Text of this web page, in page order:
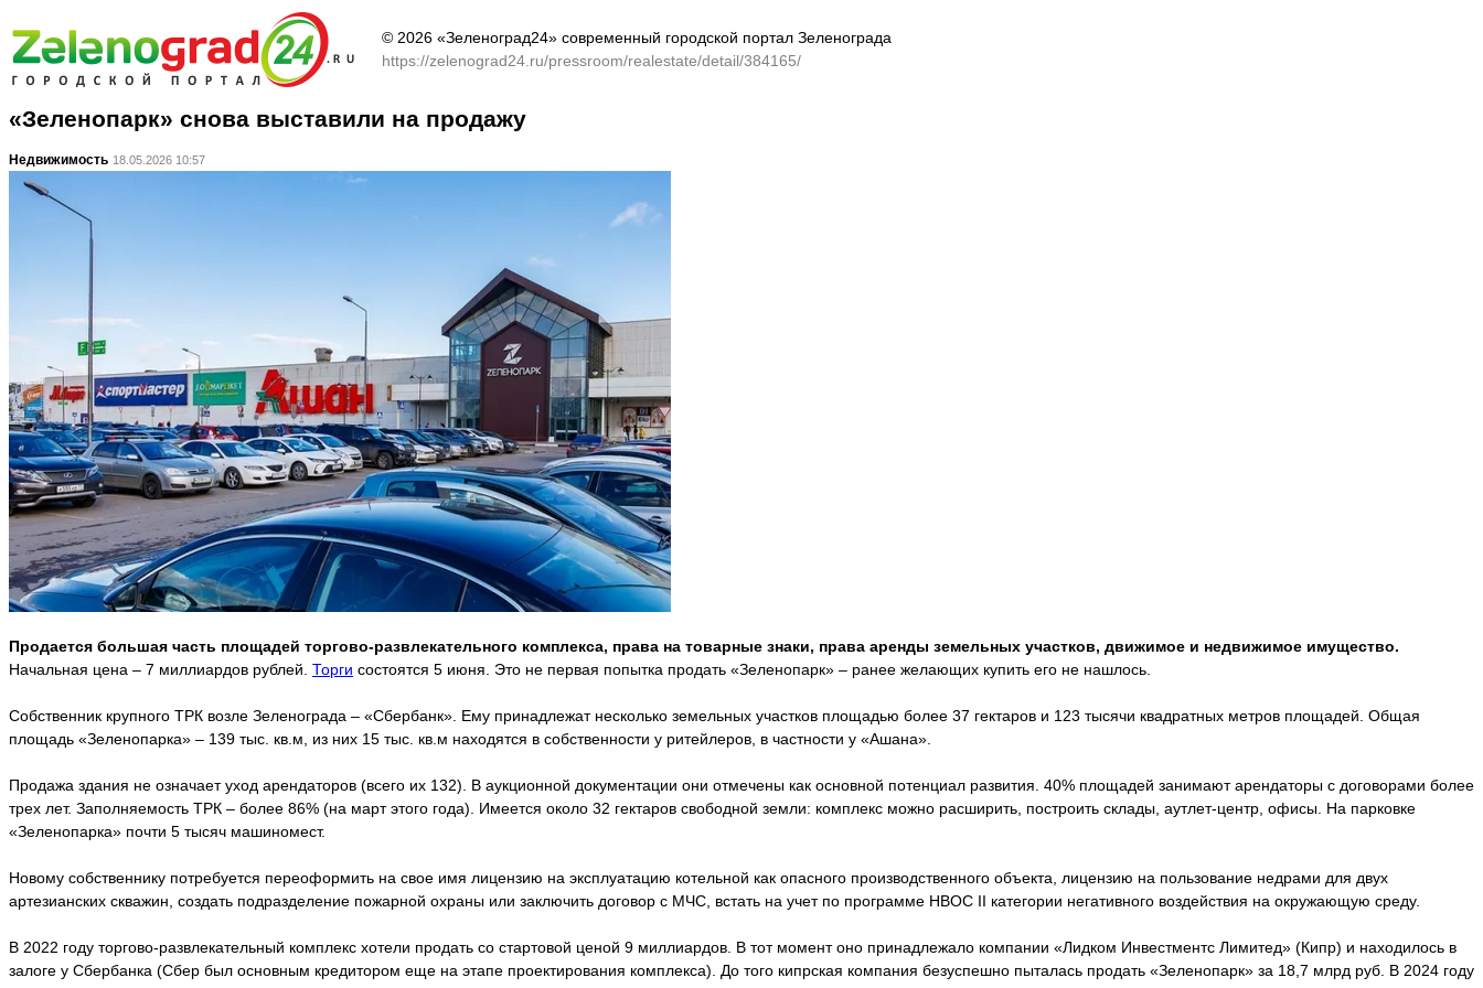
© 2026 «Зеленоград24» современный городской портал Зеленограда
https://zelenograd24.ru/pressroom/realestate/detail/384165/
«Зеленопарк» снова выставили на продажу
Недвижимость 18.05.2026 10:57
Продается большая часть площадей торгово-развлекательного комплекса, права на товарные знаки, права аренды земельных участков, движимое и недвижимое имущество.
Начальная цена – 7 миллиардов рублей. Торги состоятся 5 июня. Это не первая попытка продать «Зеленопарк» – ранее желающих купить его не нашлось.
Собственник крупного ТРК возле Зеленограда – «Сбербанк». Ему принадлежат несколько земельных участков площадью более 37 гектаров и 123 тысячи квадратных метров площадей. Общая
площадь «Зеленопарка» – 139 тыс. кв.м, из них 15 тыс. кв.м находятся в собственности у ритейлеров, в частности у «Ашана».
Продажа здания не означает уход арендаторов (всего их 132). В аукционной документации они отмечены как основной потенциал развития. 40% площадей занимают арендаторы с договорами более
трех лет. Заполняемость ТРК – более 86% (на март этого года). Имеется около 32 гектаров свободной земли: комплекс можно расширить, построить склады, аутлет-центр, офисы. На парковке
«Зеленопарка» почти 5 тысяч машиномест.
Новому собственнику потребуется переоформить на свое имя лицензию на эксплуатацию котельной как опасного производственного объекта, лицензию на пользование недрами для двух
артезианских скважин, создать подразделение пожарной охраны или заключить договор с МЧС, встать на учет по программе НВОС II категории негативного воздействия на окружающую среду.
В 2022 году торгово-развлекательный комплекс хотели продать со стартовой ценой 9 миллиардов. В тот момент оно принадлежало компании «Лидком Инвестментс Лимитед» (Кипр) и находилось в
залоге у Сбербанка (Сбер был основным кредитором еще на этапе проектирования комплекса). До того кипрская компания безуспешно пыталась продать «Зеленопарк» за 18,7 млрд руб. В 2024 году